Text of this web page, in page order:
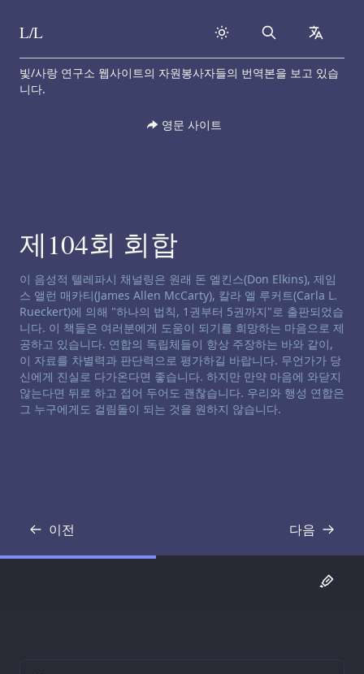
Skip to content
L/L Search
빛/사랑 연구소 웹사이트의 자원봉사자들의 번역본을 보고 있습
니다.
영문 사이트
제104회 회합
채널링 면책 성명서:
이 음성적 텔레파시 채널링은 원래 돈 엘킨스(Don Elkins), 제임
스 앨런 매카티(James Allen McCarty), 칼라 엘 루커트(Carla L.
Rueckert)에 의해 "하나의 법칙, 1권부터 5권까지"로 출판되었습
니다. 이 책들은 여러분에게 도움이 되기를 희망하는 마음으로 제
공하고 있습니다. 연합의 독립체들이 항상 주장하는 바와 같이,
이 자료를 차별력과 판단력으로 평가하길 바랍니다. 무언가가 당
신에게 진실로 다가온다면 좋습니다. 하지만 만약 마음에 와닫지
않는다면 뒤로 하고 접어 두어도 괜찮습니다. 우리와 행성 연합은
그 누구에게도 걸림돌이 되는 것을 원하지 않습니다.
이전
기록 다음
기록